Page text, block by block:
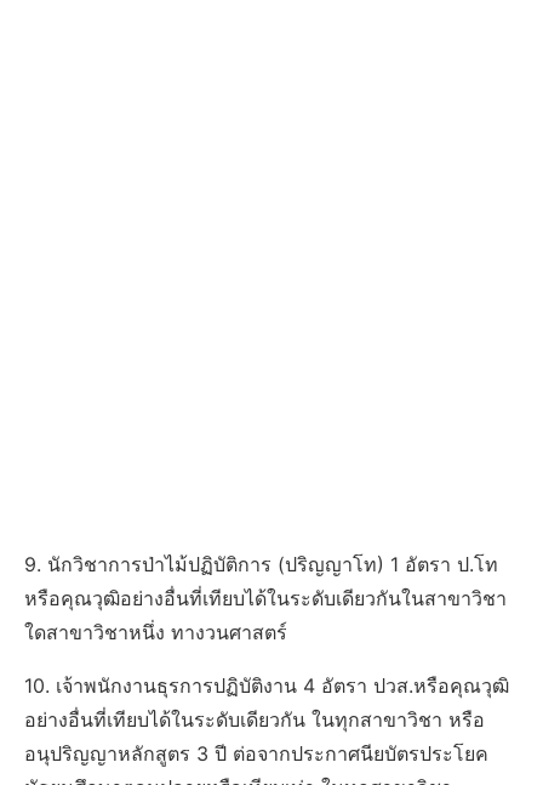
9. นักวิชาการป่าไม้ปฏิบัติการ (ปริญญาโท) 1 อัตรา ป.โท
หรือคุณวุฒิอย่างอื่นที่เทียบได้ในระดับเดียวกันในสาขาวิชา
ใดสาขาวิชาหนึ่ง ทางวนศาสตร์
10. เจ้าพนักงานธุรการปฏิบัติงาน 4 อัตรา ปวส.หรือคุณวุฒิ
อย่างอื่นที่เทียบได้ในระดับเดียวกัน ในทุกสาขาวิชา หรือ
อนุปริญญาหลักสูตร 3 ปี ต่อจากประกาศนียบัตรประโยค